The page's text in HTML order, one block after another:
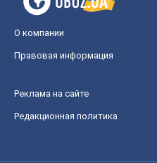
О компании
Правовая информация
Реклама на сайте
Редакционная политика